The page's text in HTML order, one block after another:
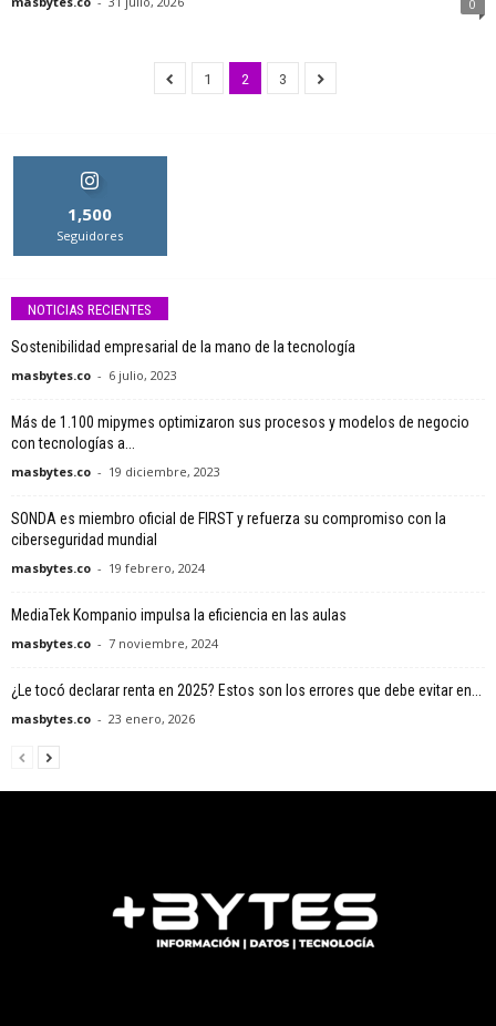
0
1 2 3
1,500
Seguidores
NOTICIAS RECIENTES
Sostenibilidad empresarial de la mano de la tecnología
masbytes.co - 6 julio, 2023
Más de 1.100 mipymes optimizaron sus procesos y modelos de negocio
con tecnologías a...
masbytes.co - 19 diciembre, 2023
SONDA es miembro oficial de FIRST y refuerza su compromiso con la
ciberseguridad mundial
masbytes.co - 19 febrero, 2024
MediaTek Kompanio impulsa la eficiencia en las aulas
masbytes.co - 7 noviembre, 2024
¿Le tocó declarar renta en 2025? Estos son los errores que debe evitar en...
masbytes.co - 23 enero, 2026